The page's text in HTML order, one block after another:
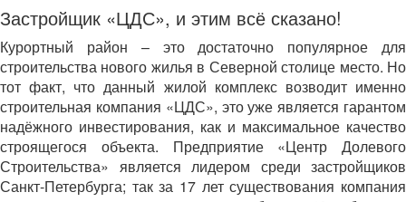
Застройщик «ЦДС», и этим всё сказано!
Курортный район – это достаточно популярное для
строительства нового жилья в Северной столице место. Но
тот факт, что данный жилой комплекс возводит именно
строительная компания «ЦДС», это уже является гарантом
надёжного инвестирования, как и максимальное качество
строящегося объекта. Предприятие «Центр Долевого
Строительства» является лидером среди застройщиков
Санкт-Петербурга; так за 17 лет существования компания